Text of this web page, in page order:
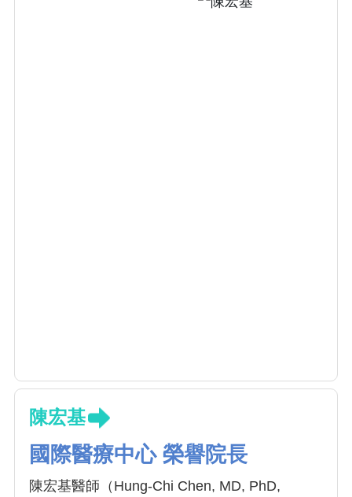
陳宏基
國際醫療中心 榮譽院長
陳宏基醫師（Hung-Chi Chen, MD, PhD,